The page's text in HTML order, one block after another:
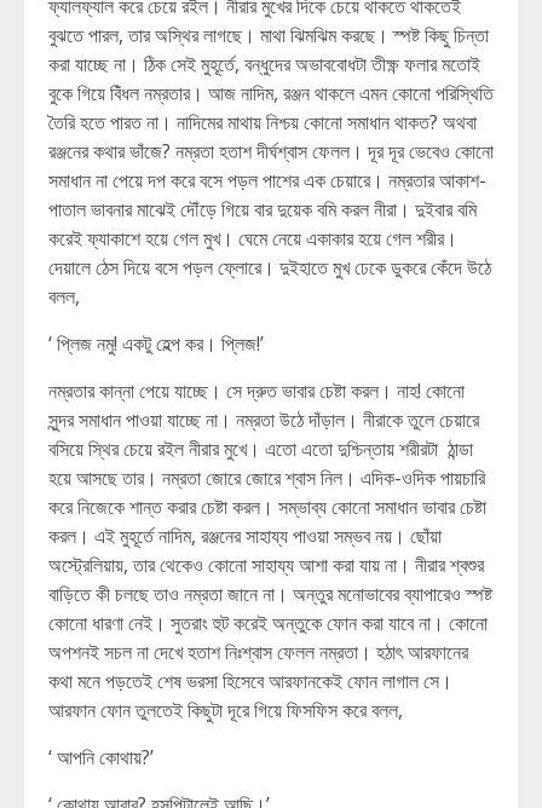
ফ্যালফ্যাল করে চেয়ে রইল। নীরার মুখের দিকে চেয়ে থাকতে থাকতেই
বুঝতে পারল, তার অস্থির লাগছে। মাথা ঝিমঝিম করছে। স্পষ্ট কিছু চিন্তা
করা যাচ্ছে না। ঠিক সেই মুহূর্তে, বন্ধুদের অভাববোধটা তীক্ষ্ণ ফলার মতোই
বুকে গিয়ে বিঁধল নম্রতার। আজ নাদিম, রঞ্জন থাকলে এমন কোনো পরিস্থিতি
তৈরি হতে পারত না। নাদিমের মাথায় নিশ্চয় কোনো সমাধান থাকত? অথবা
রঞ্জনের কথার ভাঁজে? নম্রতা হতাশ দীর্ঘশ্বাস ফেলল। দূর দূর ভেবেও কোনো
সমাধান না পেয়ে দপ করে বসে পড়ল পাশের এক চেয়ারে। নম্রতার আকাশ-
পাতাল ভাবনার মাঝেই দৌঁড়ে গিয়ে বার দুয়েক বমি করল নীরা। দুইবার বমি
করেই ফ্যাকাশে হয়ে গেল মুখ। ঘেমে নেয়ে একাকার হয়ে গেল শরীর।
দেয়ালে ঠেস দিয়ে বসে পড়ল ফ্লোরে। দুইহাতে মুখ ঢেকে ডুকরে কেঁদে উঠে
বলল,
‘ প্লিজ নমু! একটু হেল্প কর। প্লিজ!’
নম্রতার কান্না পেয়ে যাচ্ছে। সে দ্রুত ভাবার চেষ্টা করল। নাহ! কোনো
সুন্দর সমাধান পাওয়া যাচ্ছে না। নম্রতা উঠে দাঁড়াল। নীরাকে তুলে চেয়ারে
বসিয়ে স্থির চেয়ে রইল নীরার মুখে। এতো এতো দুশ্চিন্তায় শরীরটা ঠান্ডা
হয়ে আসছে তার। নম্রতা জোরে জোরে শ্বাস নিল। এদিক-ওদিক পায়চারি
করে নিজেকে শান্ত করার চেষ্টা করল। সম্ভাব্য কোনো সমাধান ভাবার চেষ্টা
করল। এই মুহূর্তে নাদিম, রঞ্জনের সাহায্য পাওয়া সম্ভব নয়। ছোঁয়া
অস্ট্রেলিয়ায়, তার থেকেও কোনো সাহায্য আশা করা যায় না। নীরার শ্বশুর
বাড়িতে কী চলছে তাও নম্রতা জানে না। অন্তুর মনোভাবের ব্যাপারেও স্পষ্ট
কোনো ধারণা নেই। সুতরাং হুট করেই অন্তুকে ফোন করা যাবে না। কোনো
অপশনই সচল না দেখে হতাশ নিঃশ্বাস ফেলল নম্রতা। হঠাৎ আরফানের
কথা মনে পড়তেই শেষ ভরসা হিসেবে আরফানকেই ফোন লাগাল সে।
আরফান ফোন তুলতেই কিছুটা দূরে গিয়ে ফিসফিস করে বলল,
‘ আপনি কোথায়?’